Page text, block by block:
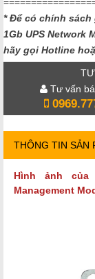
* Để có chính sách
1Gb UPS Network
hãy gọi Hotline
Tư vấn
THÔNG TIN SẢN
Hình ảnh của
Management